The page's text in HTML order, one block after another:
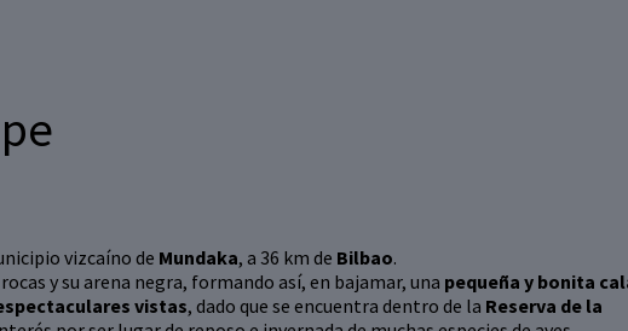
vizcaíno de Mundaka, a 36 km de Bilbao.
y su arena negra, formando así, en bajamar, una pequeña y bonita
vistas, dado que se encuentra dentro de la Reserva de la